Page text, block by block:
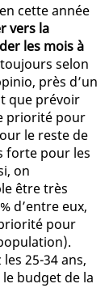
cette année
vers la
les mois à
selon
près d’un
que prévoir
priorité pour
le reste de
forte pour les
on
être très
d’entre eux,
pour
25-34 ans,
budget de la